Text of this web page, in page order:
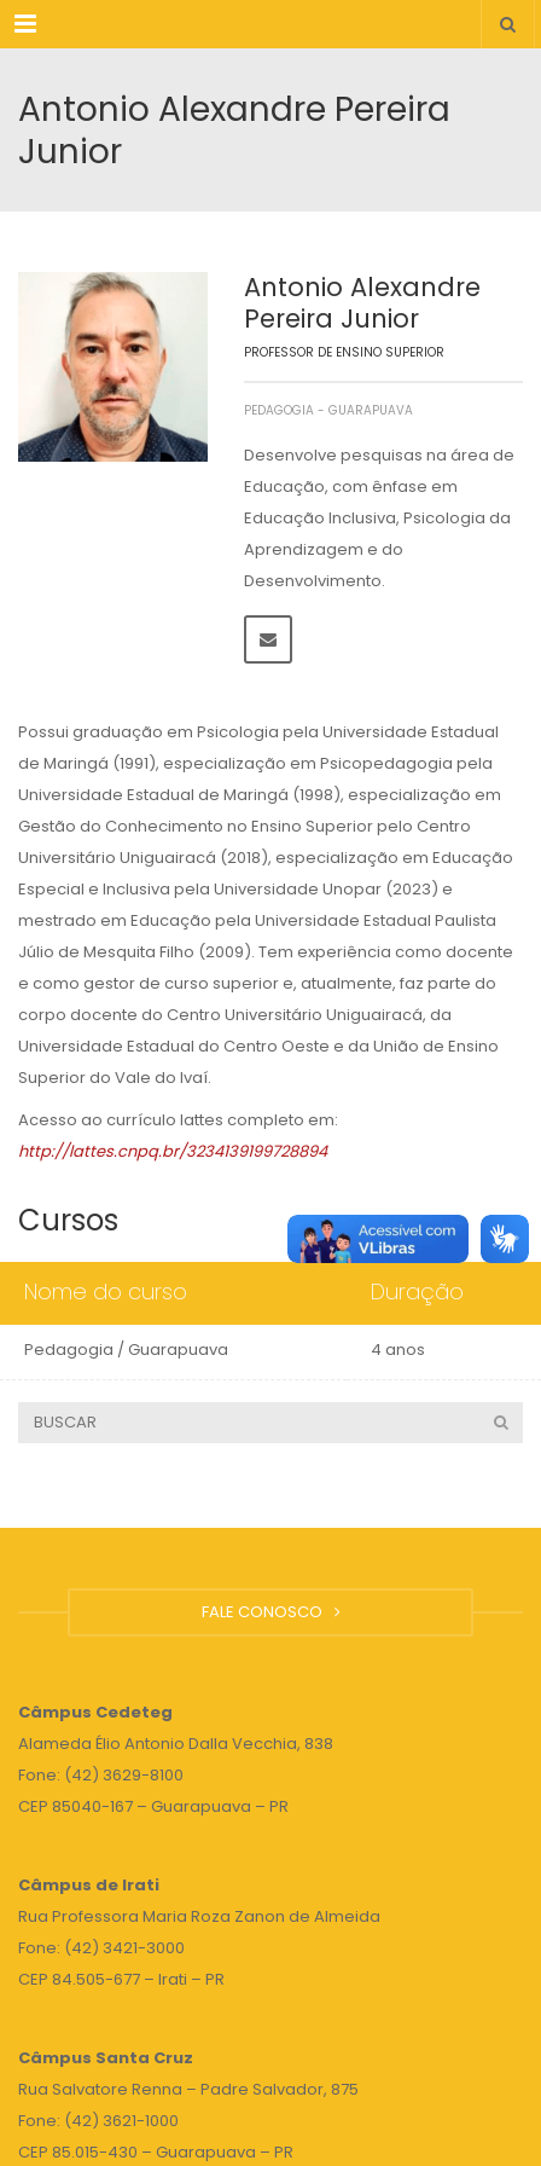
Menu
Antonio Alexandre Pereira
Junior
Antonio Alexandre
Pereira Junior
PROFESSOR DE ENSINO SUPERIOR
PEDAGOGIA - GUARAPUAVA
Desenvolve pesquisas na área de
Educação, com ênfase em
Educação Inclusiva, Psicologia da
Aprendizagem e do
Desenvolvimento.
Possui graduação em Psicologia pela Universidade Estadual
de Maringá (1991), especialização em Psicopedagogia pela
Universidade Estadual de Maringá (1998), especialização em
Gestão do Conhecimento no Ensino Superior pelo Centro
Universitário Uniguairacá (2018), especialização em Educação
Especial e Inclusiva pela Universidade Unopar (2023) e
mestrado em Educação pela Universidade Estadual Paulista
Júlio de Mesquita Filho (2009). Tem experiência como docente
e como gestor de curso superior e, atualmente, faz parte do
corpo docente do Centro Universitário Uniguairacá, da
Universidade Estadual do Centro Oeste e da União de Ensino
Superior do Vale do Ivaí.
Acesso ao currículo lattes completo em:
http://lattes.cnpq.br/3234139199728894
Cursos
Nome do curso Duração
Pedagogia / Guarapuava 4 anos
FALE CONOSCO
Câmpus Cedeteg
Alameda Élio Antonio Dalla Vecchia, 838
Fone: (42) 3629-8100
CEP 85040-167 – Guarapuava – PR
Câmpus de Irati
Rua Professora Maria Roza Zanon de Almeida
Fone: (42) 3421-3000
CEP 84.505-677 – Irati – PR
Câmpus Santa Cruz
Rua Salvatore Renna – Padre Salvador, 875
Fone: (42) 3621-1000
CEP 85.015-430 – Guarapuava – PR